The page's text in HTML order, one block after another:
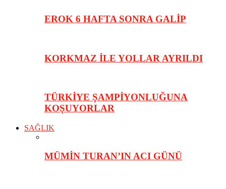
EROK 6 HAFTA SONRA GALİP
KORKMAZ İLE YOLLAR AYRILDI
TÜRKİYE ŞAMPİYONLUĞUNA
KOŞUYORLAR
SAĞLIK
MÜMİN TURAN’IN ACI GÜNÜ